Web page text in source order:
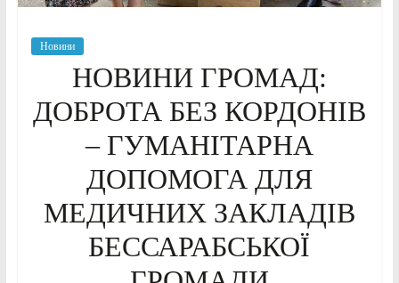
Новини
НОВИНИ ГРОМАД:
ДОБРОТА БЕЗ КОРДОНІВ
– ГУМАНІТАРНА
ДОПОМОГА ДЛЯ
МЕДИЧНИХ ЗАКЛАДІВ
БЕССАРАБСЬКОЇ